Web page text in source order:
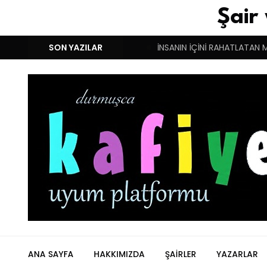
Şair
SON YAZILAR
DUYGULARIN BASARINDIR! İNSANIN İÇİNİ RAHATLATAN
ANA SAYFA HAKKIMIZDA ŞAIRLER YAZARLAR